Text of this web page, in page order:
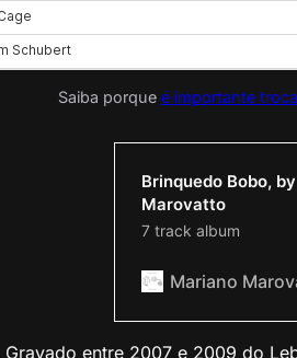
Saiba porque é importante
Brinquedo Bobo,
Marovatto
7 track album
Mariano
Gravado entre 2007 e 2009 do